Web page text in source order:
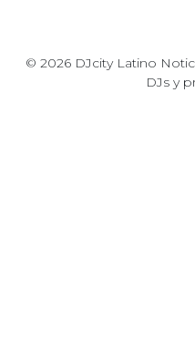
© 2026 DJcity Latino
DJs y